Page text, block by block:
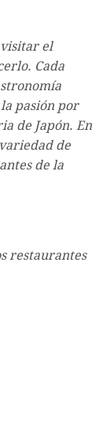
el
Cada
pasión por
de Japón. En
de
de la
restaurantes